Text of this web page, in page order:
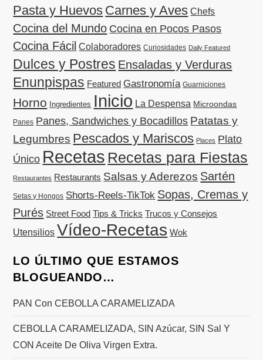
Pasta y Huevos Carnes y Aves Chefs
Cocina del Mundo Cocina en Pocos Pasos
Cocina Fácil Colaboradores Curiosidades Daily Featured
Dulces y Postres Ensaladas y Verduras
Enunpispas Featured Gastronomía Guarniciones
Horno Ingredientes Inicio La Despensa Microondas
Panes Panes, Sandwiches y Bocadillos Patatas y
Legumbres Pescados y Mariscos Places Plato
Único Recetas Recetas para Fiestas
Restaurantes Restaurants Salsas y Aderezos Sartén
Setas y Hongos Shorts-Reels-TikTok Sopas, Cremas y
Purés Street Food Tips & Tricks Trucos y Consejos
Utensilios Vídeo-Recetas Wok
LO ÚLTIMO QUE ESTAMOS
BLOGUEANDO…
PAN Con CEBOLLA CARAMELIZADA
CEBOLLA CARAMELIZADA, SIN Azúcar, SIN Sal Y
CON Aceite De Oliva Virgen Extra.